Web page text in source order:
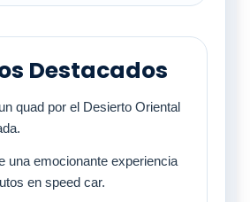
Destacados
quad por el Desierto Oriental
una emocionante experiencia
en speed car.